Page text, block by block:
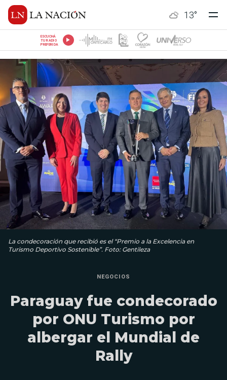
13°
ESCUCHÁ
TU RADIO
PREFERIDA
La condecoración que recibió es el “Premio a la Excelencia en
Turismo Deportivo Sostenible”. Foto: Gentileza
NEGOCIOS
Paraguay fue condecorado
por ONU Turismo por
albergar el Mundial de
Rally